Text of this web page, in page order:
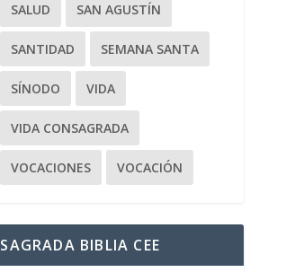
SALUD SAN AGUSTÍN
SANTIDAD SEMANA SANTA
SÍNODO VIDA
VIDA CONSAGRADA
VOCACIONES VOCACIÓN
SAGRADA BIBLIA CEE